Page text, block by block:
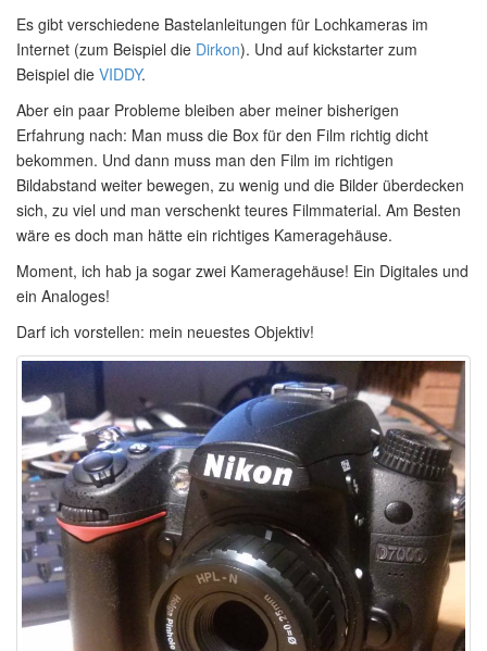
Es gibt verschiedene Bastelanleitungen für Lochkameras im
Internet (zum Beispiel die Dirkon). Und auf kickstarter zum
Beispiel die VIDDY.
Aber ein paar Probleme bleiben aber meiner bisherigen
Erfahrung nach: Man muss die Box für den Film richtig dicht
bekommen. Und dann muss man den Film im richtigen
Bildabstand weiter bewegen, zu wenig und die Bilder überdecken
sich, zu viel und man verschenkt teures Filmmaterial. Am Besten
wäre es doch man hätte ein richtiges Kameragehäuse.
Moment, ich hab ja sogar zwei Kameragehäuse! Ein Digitales und
ein Analoges!
Darf ich vorstellen: mein neuestes Objektiv!